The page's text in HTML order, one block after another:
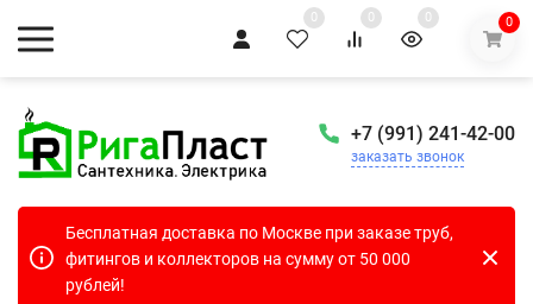
0 0 0 0
+7 (991) 241-42-00
заказать звонок
Бесплатная доставка по Москве при заказе труб,
фитингов и коллекторов на сумму от 50 000
рублей!